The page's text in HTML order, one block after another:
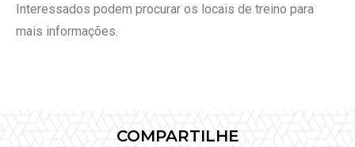
Interessados podem procurar os locais de treino para
mais informações.
COMPARTILHE